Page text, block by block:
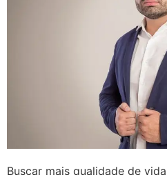
Buscar mais qualidade de